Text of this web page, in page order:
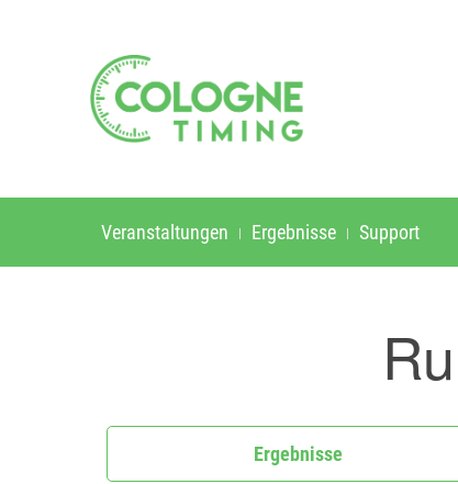
Veranstaltungen Ergebnisse Support
Ergebnisse